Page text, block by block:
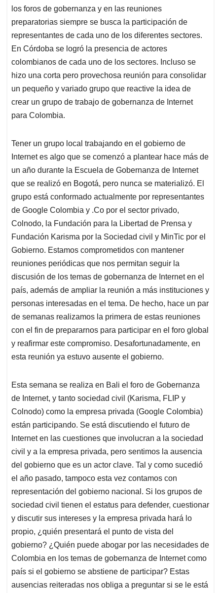
los foros de gobernanza y en las reuniones
preparatorias siempre se busca la participación de
representantes de cada uno de los diferentes sectores.
En Córdoba se logró la presencia de actores
colombianos de cada uno de los sectores. Incluso se
hizo una corta pero provechosa reunión para consolidar
un pequeño y variado grupo que reactive la idea de
crear un grupo de trabajo de gobernanza de Internet
para Colombia.
Tener un grupo local trabajando en el gobierno de
Internet es algo que se comenzó a plantear hace más de
un año durante la Escuela de Gobernanza de Internet
que se realizó en Bogotá, pero nunca se materializó. El
grupo está conformado actualmente por representantes
de Google Colombia y .Co por el sector privado,
Colnodo, la Fundación para la Libertad de Prensa y
Fundación Karisma por la Sociedad civil y MinTic por el
Gobierno. Estamos comprometidos con mantener
reuniones periódicas que nos permitan seguir la
discusión de los temas de gobernanza de Internet en el
país, además de ampliar la reunión a más instituciones y
personas interesadas en el tema. De hecho, hace un par
de semanas realizamos la primera de estas reuniones
con el fin de prepararnos para participar en el foro global
y reafirmar este compromiso. Desafortunadamente, en
esta reunión ya estuvo ausente el gobierno.
Esta semana se realiza en Bali el foro de Gobernanza
de Internet, y tanto sociedad civil (Karisma, FLIP y
Colnodo) como la empresa privada (Google Colombia)
están participando. Se está discutiendo el futuro de
Internet en las cuestiones que involucran a la sociedad
civil y a la empresa privada, pero sentimos la ausencia
del gobierno que es un actor clave. Tal y como sucedió
el año pasado, tampoco esta vez contamos con
representación del gobierno nacional. Si los grupos de
sociedad civil tienen el estatus para defender, cuestionar
y discutir sus intereses y la empresa privada hará lo
propio, ¿quién presentará el punto de vista del
gobierno? ¿Quién puede abogar por las necesidades de
Colombia en los temas de gobernanza de Internet como
país si el gobierno se abstiene de participar? Estas
ausencias reiteradas nos obliga a preguntar si se le está